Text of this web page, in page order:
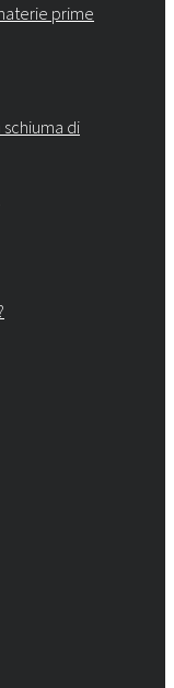
prime
di